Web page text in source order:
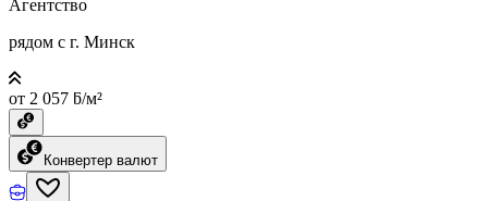
Агентство
рядом с г. Минск
от 2 057 ƃ/м²
Конвертер валют